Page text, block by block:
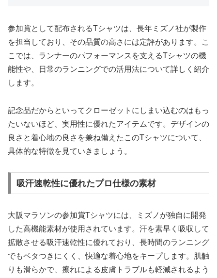
参加賞として配布されるTシャツは、長年ミズノ社が製作
を担当しており、その品質の高さには定評があります。こ
こでは、ランナーのパフォーマンスを支えるTシャツの機
能性や、日常のランニングでの活用法について詳しく紹介
します。
記念品だからといってクローゼットにしまい込むのはもっ
たいないほど、実用性に優れたアイテムです。デザインの
良さと着心地の良さを兼ね備えたこのTシャツについて、
具体的な特徴を見ていきましょう。
吸汗速乾性に優れたプロ仕様の素材
大阪マラソンの参加賞Tシャツには、ミズノが独自に開発
した高機能素材が使用されています。汗を素早く吸収して
拡散させる吸汗速乾性に優れており、長時間のランニング
でもベタつきにくく、快適な着心地をキープします。肌触
りも滑らかで、擦れによる皮膚トラブルも軽減されるよう